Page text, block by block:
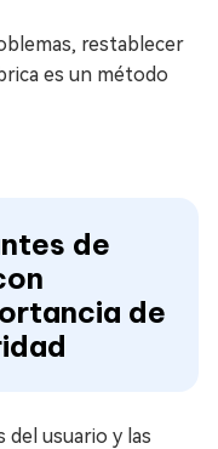
restablecer
es un método
de
de
del usuario y las